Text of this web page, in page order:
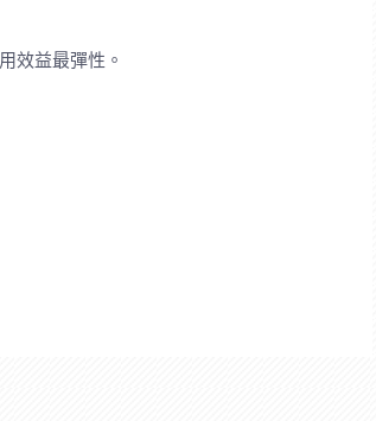
效益最彈性。